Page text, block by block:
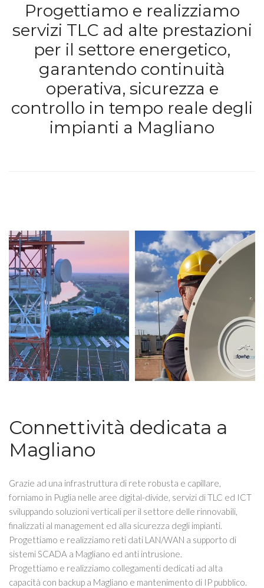
Progettiamo e realizziamo
servizi TLC ad alte prestazioni
per il settore energetico,
garantendo continuità
operativa, sicurezza e
controllo in tempo reale degli
impianti a Magliano
Connettività dedicata a
Magliano
Grazie ad una infrastruttura di rete robusta e capillare,
forniamo in Puglia nelle aree digital-divide, servizi di TLC ed ICT
sviluppando soluzioni verticali per il settore delle rinnovabili,
finalizzati al management ed alla sicurezza degli impianti.
Progettiamo e realizziamo reti dati LAN/WAN a supporto di
sistemi SCADA a Magliano ed anti intrusione.
Progettiamo e realizziamo collegamenti dedicati ad alta
capacità con backup a Magliano e mantenimento di IP pubblico.